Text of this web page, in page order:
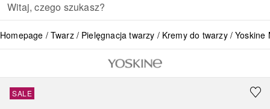
Homepage Twarz Pielęgnacja twarzy Kremy do twarzy Yoskine
SALE